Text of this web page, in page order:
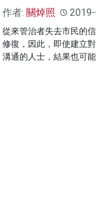
作者: 關焯照
從來管治者失去市民的
修復，因此，即使建立
溝通的人士，結果也可能